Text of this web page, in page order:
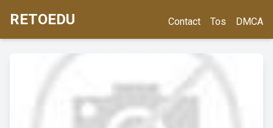
RETOEDU Contact Tos DMCA